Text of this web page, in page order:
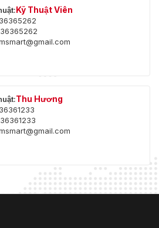
Kỹ Thuật Viên
Thu Hương